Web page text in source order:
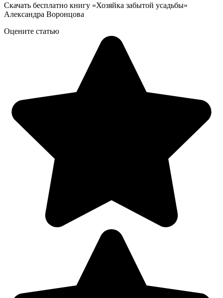
Скачать бесплатно книгу «Хозяйка забытой усадьбы»
Александра Воронцова
Оцените статью